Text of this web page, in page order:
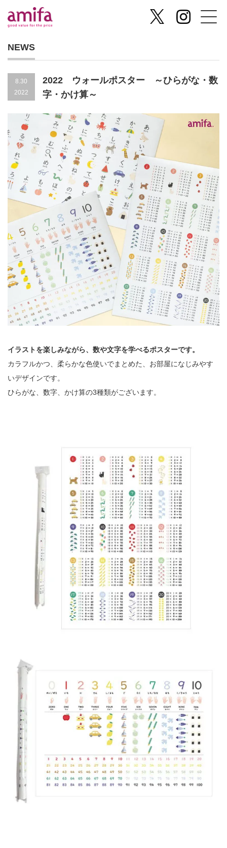
NEWS
8.30
2022
2022 ウォールポスター ～ひらがな・数
字・かけ算～
イラストを楽しみながら、数や文字を学べるポスターです。
カラフルかつ、柔らかな色使いでまとめた、お部屋になじみやす
いデザインです。
ひらがな、数字、かけ算の3種類がございます。